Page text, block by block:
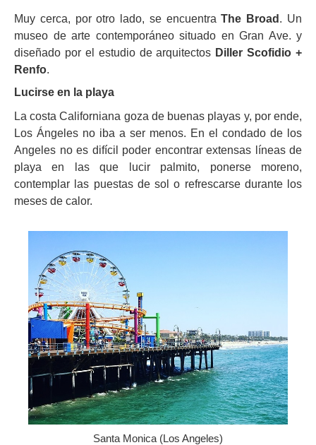
Muy cerca, por otro lado, se encuentraThe Broad . Un
museo de arte contemporáneo situado en Gran Ave. y
diseñado por el estudio de arquitectos Diller Scofidio +
Renfo.
Lucirse en la playa
La costa Californiana goza de buenas playas y, por ende,
Los Ángeles no iba a ser menos. En el condado de los
Angeles no es difícil poder encontrar extensas líneas de
playa en las que lucir palmito, ponerse moreno,
contemplar las puestas de sol o refrescarse durante los
meses de calor.
Santa Monica (Los Angeles)